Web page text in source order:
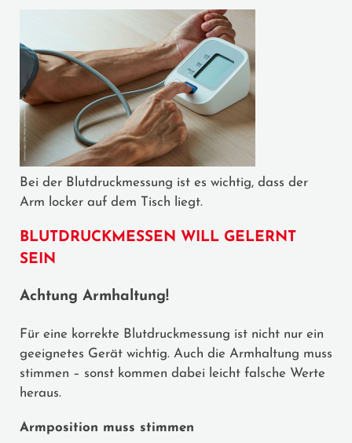
Bei der Blutdruckmessung ist es wichtig, dass der
Arm locker auf dem Tisch liegt.
BLUTDRUCKMESSEN WILL GELERNT
SEIN
Achtung Armhaltung!
Für eine korrekte Blutdruckmessung ist nicht nur ein
geeignetes Gerät wichtig. Auch die Armhaltung muss
stimmen – sonst kommen dabei leicht falsche Werte
heraus.
Armposition muss stimmen